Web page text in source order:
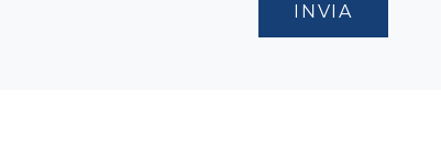
INVIA